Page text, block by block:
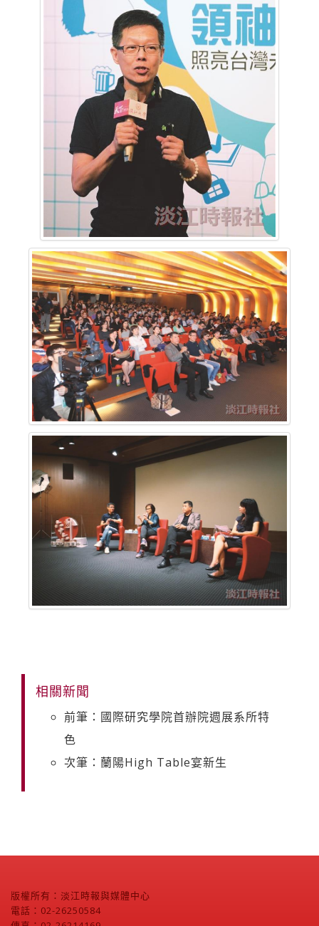
相關新聞
前筆：國際研究學院首辦院週展系所特
色
次筆：蘭陽High Table宴新生
版權所有：淡江時報與媒體中心
電話：02-26250584